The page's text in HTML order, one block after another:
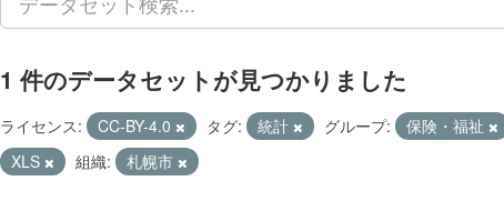
1 件のデータセットが見つかりました
ライセンス: CC-BY-4.0 タグ: 統計 グループ: 保険・福祉
XLS
組織: 札幌市